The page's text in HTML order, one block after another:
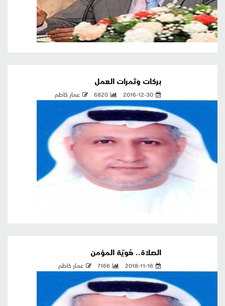
بركات وثمرات العمل
2016-12-30
6820 عمار كاظم
الصلاة.. هُويّة المؤمن
2018-11-16
7166 عمار كاظم